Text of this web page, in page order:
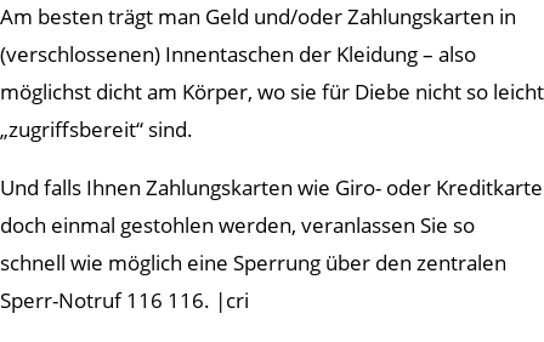
Am besten trägt man Geld und/oder Zahlungskarten in
(verschlossenen) Innentaschen der Kleidung – also
möglichst dicht am Körper, wo sie für Diebe nicht so leicht
„zugriffsbereit“ sind.
Und falls Ihnen Zahlungskarten wie Giro- oder Kreditkarte
doch einmal gestohlen werden, veranlassen Sie so
schnell wie möglich eine Sperrung über den zentralen
Sperr-Notruf 116 116. |cri